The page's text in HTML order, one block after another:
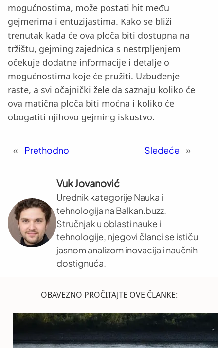
mogućnostima, može postati hit među
gejmerima i entuzijastima. Kako se bliži
trenutak kada će ova ploča biti dostupna na
tržištu, gejming zajednica s nestrpljenjem
očekuje dodatne informacije i detalje o
mogućnostima koje će pružiti. Uzbuđenje
raste, a svi očajnički žele da saznaju koliko će
ova matična ploča biti moćna i koliko će
obogatiti njihovo gejming iskustvo.
« Prethodno Sledeće »
Vuk Jovanović
Urednik kategorije Nauka i
tehnologija na Balkan.buzz.
Stručnjak u oblasti nauke i
tehnologije, njegovi članci se ističu
jasnom analizom inovacija i naučnih
dostignuća.
OBAVEZNO PROČITAJTE OVE ČLANKE: